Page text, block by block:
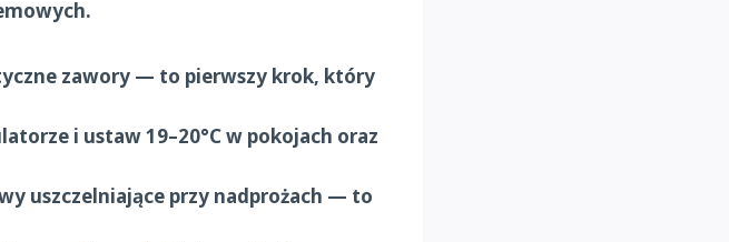
zawory — to pierwszy krok, który
i ustaw 19–20°C w pokojach oraz
uszczelniające przy nadprożach — to